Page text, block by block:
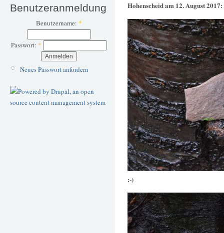
Benutzeranmeldung
Benutzername: *
Passwort: *
Neues Passwort anfordern
Hohenscheid am 12. August 2017:
:-)